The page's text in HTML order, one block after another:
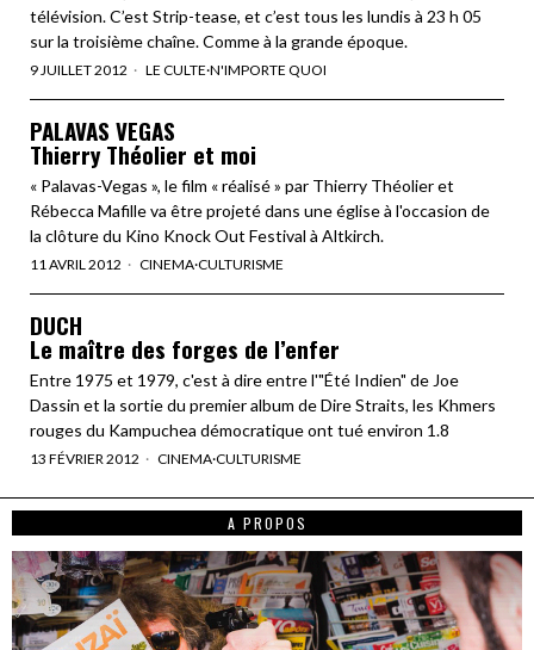
télévision. C’est Strip-tease, et c’est tous les lundis à 23 h 05
sur la troisième chaîne. Comme à la grande époque.
9 JUILLET 2012 LE CULTE·N'IMPORTE QUOI
PALAVAS VEGAS
Thierry Théolier et moi
« Palavas-Vegas », le film « réalisé » par Thierry Théolier et
Rébecca Mafille va être projeté dans une église à l'occasion de
la clôture du Kino Knock Out Festival à Altkirch.
11 AVRIL 2012 CINEMA·CULTURISME
DUCH
Le maître des forges de l’enfer
Entre 1975 et 1979, c'est à dire entre l'"Été Indien" de Joe
Dassin et la sortie du premier album de Dire Straits, les Khmers
rouges du Kampuchea démocratique ont tué environ 1.8
13 FÉVRIER 2012 CINEMA·CULTURISME
A PROPOS